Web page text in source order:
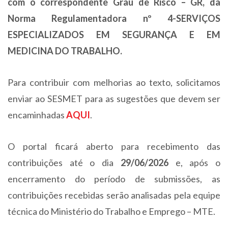
Norma Regulamentadora nº 4-SERVIÇOS
ESPECIALIZADOS EM SEGURANÇA E EM
MEDICINA DO TRABALHO.
Para contribuir com melhorias ao texto, solicitamos
enviar ao SESMET para as sugestões que devem ser
encaminhadasAQUI.
O portal ficará aberto para recebimento das
contribuições até o dia 29/06/2026e, após o
encerramento do período de submissões, as
contribuições recebidas serão analisadas pela equipe
técnica do Ministério do Trabalho e Emprego – MTE.